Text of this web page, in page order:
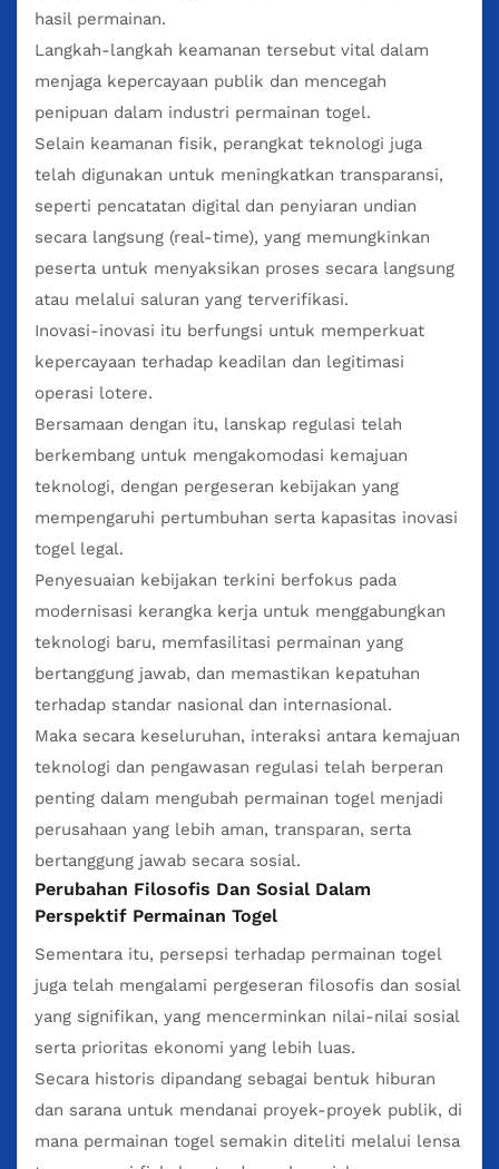
hasil permainan.
Langkah-langkah keamanan tersebut vital dalam
menjaga kepercayaan publik dan mencegah
penipuan dalam industri permainan togel.
Selain keamanan fisik, perangkat teknologi juga
telah digunakan untuk meningkatkan transparansi,
seperti pencatatan digital dan penyiaran undian
secara langsung (real-time), yang memungkinkan
peserta untuk menyaksikan proses secara langsung
atau melalui saluran yang terverifikasi.
Inovasi-inovasi itu berfungsi untuk memperkuat
kepercayaan terhadap keadilan dan legitimasi
operasi lotere.
Bersamaan dengan itu, lanskap regulasi telah
berkembang untuk mengakomodasi kemajuan
teknologi, dengan pergeseran kebijakan yang
mempengaruhi pertumbuhan serta kapasitas inovasi
togel legal.
Penyesuaian kebijakan terkini berfokus pada
modernisasi kerangka kerja untuk menggabungkan
teknologi baru, memfasilitasi permainan yang
bertanggung jawab, dan memastikan kepatuhan
terhadap standar nasional dan internasional.
Maka secara keseluruhan, interaksi antara kemajuan
teknologi dan pengawasan regulasi telah berperan
penting dalam mengubah permainan togel menjadi
perusahaan yang lebih aman, transparan, serta
bertanggung jawab secara sosial.
Perubahan Filosofis Dan Sosial Dalam
Perspektif Permainan Togel
Sementara itu, persepsi terhadap permainan togel
juga telah mengalami pergeseran filosofis dan sosial
yang signifikan, yang mencerminkan nilai-nilai sosial
serta prioritas ekonomi yang lebih luas.
Secara historis dipandang sebagai bentuk hiburan
dan sarana untuk mendanai proyek-proyek publik, di
mana permainan togel semakin diteliti melalui lensa